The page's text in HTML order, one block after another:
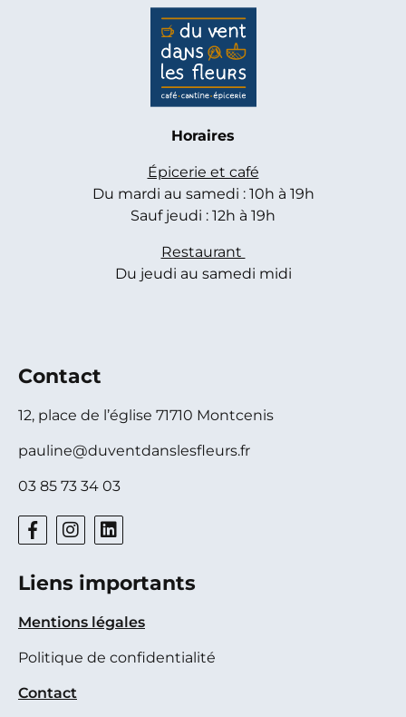
Horaires
Épicerie et café
Du mardi au samedi : 10h à 19h
Sauf jeudi : 12h à 19h
Restaurant
Du jeudi au samedi midi
Contact
12, place de l’église 71710 Montcenis
pauline@duventdanslesfleurs.fr
03 85 73 34 03
Liens importants
Mentions légales
Politique de confidentialité
Contact